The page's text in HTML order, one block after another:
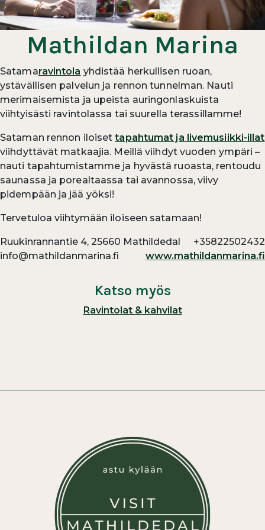
Mathildan Marina
Satamaravintola yhdistää herkullisen ruoan,
ystävällisen palvelun ja rennon tunnelman. Nauti
merimaisemista ja upeista auringonlaskuista
viihtyisästi ravintolassa tai suurella terassillamme!
Sataman rennon iloisettapahtumat ja livemusiikki-illat
viihdyttävät matkaajia. Meillä viihdyt vuoden ympäri –
nauti tapahtumistamme ja hyvästä ruoasta, rentoudu
saunassa ja porealtaassa tai avannossa, viivy
pidempään ja jää yöksi!
Tervetuloa viihtymään iloiseen satamaan!
Ruukinrannantie 4, 25660 Mathildedal
+35822502432
info@mathildanmarina.fi
www.mathildanmarina.fi
Katso myös
Ravintolat & kahvilat